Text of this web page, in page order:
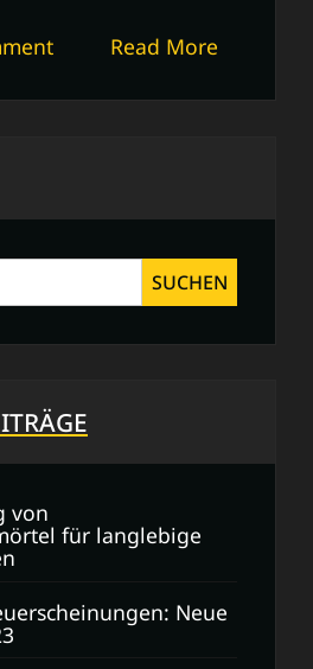
Read More
on
die
auf
SUCHEN
von
für langlebige
Neue